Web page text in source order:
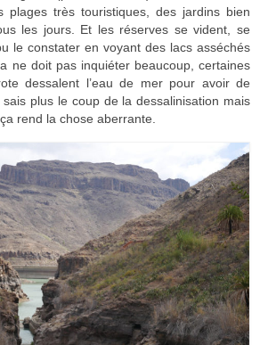
plages très touristiques, des jardins bien
les jours. Et les réserves se vident, se
le constater en voyant des lacs asséchés
ne doit pas inquiéter beaucoup, certaines
dessalent l’eau de mer pour avoir de
sais plus le coup de la dessalinisation mais
rend la chose aberrante.